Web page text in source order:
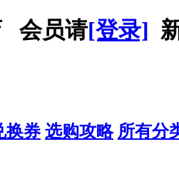
会员请[登录]
换券 选购攻略 所有分